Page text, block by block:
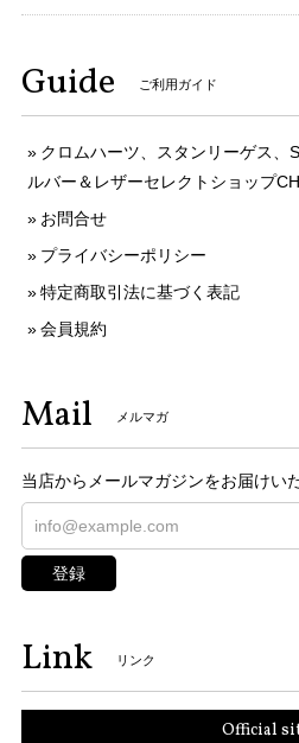
Guide ご利用ガイド
クロムハーツ、スタンリーゲス、
ルバー＆レザーセレクトショップ
お問合せ
プライバシーポリシー
特定商取引法に基づく表記
会員規約
Mail メルマガ
当店からメールマガジンをお届けい
登録
Link リンク
Official